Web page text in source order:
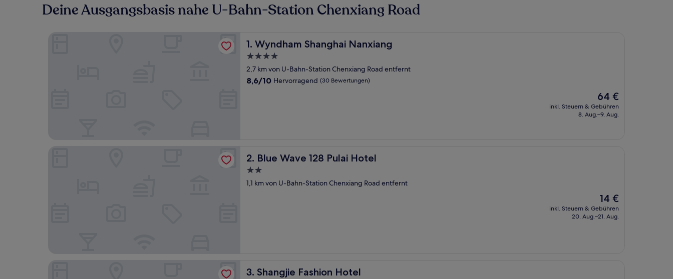
Deine Ausgangsbasis nahe U-Bahn-Station Chenxiang Road
1. Wyndham Shanghai Nanxiang
Wyndham Shanghai Nanxiang
4.0-
Sterne-
Unterkunft
2,7 km von U-Bahn-Station Chenxiang Road entfernt
8.6
8,6/10 Hervorragend (30 Bewertungen)
Der
Preis
beträgt
64 €
inkl. Steuern & Gebühren
8. Aug.–9. Aug.
2. Blue Wave 128 Pulai Hotel
Blue Wave 128 Pulai Hotel
2.0-
Sterne-
1,1 km von U-Bahn-Station Chenxiang Road entfernt
Der
Preis
beträgt
14 €
inkl. Steuern & Gebühren
20. Aug.–21. Aug.
3. Shangjie Fashion Hotel
Shangjie Fashion Hotel